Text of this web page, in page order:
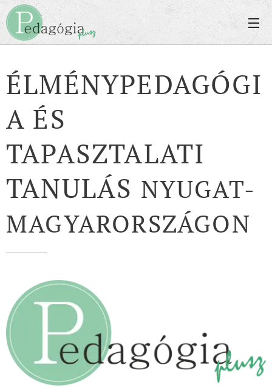
ÉLMÉNYPEDAGÓGI
A ÉS
TAPASZTALATI
TANULÁS NYUGAT-
MAGYARORSZÁGON